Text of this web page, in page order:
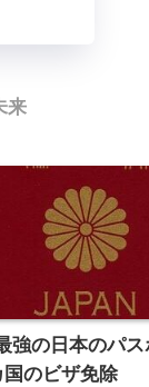
来
強の日本のパ
国のビザ免除